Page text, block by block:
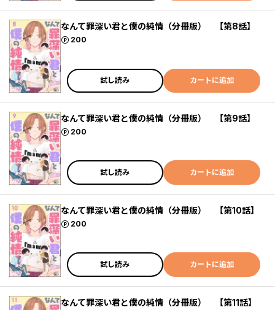
なんて罪深い君と僕の純情（分冊版） 【第8話】
200
ポイント
試し読み カートに追加
なんて罪深い君と僕の純情（分冊版） 【第9話】
200
ポイント
試し読み カートに追加
なんて罪深い君と僕の純情（分冊版） 【第10話】
200
ポイント
試し読み カートに追加
なんて罪深い君と僕の純情（分冊版） 【第11話】